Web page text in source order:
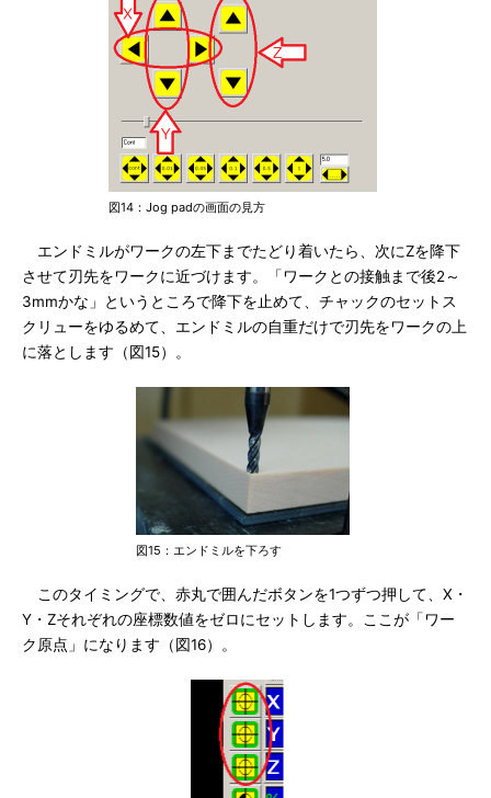
図14：Jog padの画面の見方
エンドミルがワークの左下までたどり着いたら、次にZを降下
させて刃先をワークに近づけます。「ワークとの接触まで後2～
3mmかな」というところで降下を止めて、チャックのセットス
クリューをゆるめて、エンドミルの自重だけで刃先をワークの上
に落とします（図15）。
図15：エンドミルを下ろす
このタイミングで、赤丸で囲んだボタンを1つずつ押して、X・
Y・Zそれぞれの座標数値をゼロにセットします。ここが「ワー
ク原点」になります（図16）。